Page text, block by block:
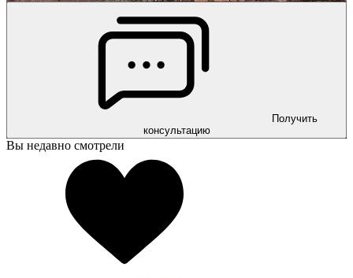
Получить
консультацию
Вы недавно смотрели